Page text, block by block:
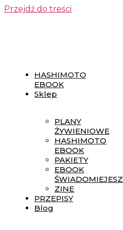
Przejdź do treści
HASHIMOTO
EBOOK
Sklep
PLANY
ŻYWIENIOWE
HASHIMOTO
EBOOK
PAKIETY
EBOOK
ŚWIADOMIEJESZ
ZINE
PRZEPISY
Blog